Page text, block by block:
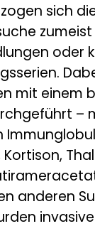
sich
oder
mit einem
–
anderen